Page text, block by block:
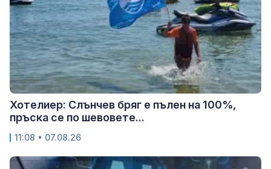
Хотелиер: Слънчев бряг е пълен на 100%,
пръска се по шевовете...
11:08 • 07.08.26